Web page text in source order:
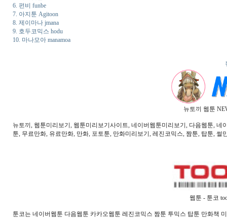
6. 펀비 funbe
7. 아지툰 Agitoon
8. 제이마나 jmana
9. 호두코믹스 hodu
10. 마나모아 manamoa
뉴토끼 웹툰
뉴토끼, 웹툰미리보기, 웹툰미리보기사이트, 네이버웹툰미리보기, 다음웹툰,
툰, 무료만화, 유료만화, 만화, 포토툰, 만화미리보기, 레진코믹스, 짬툰, 탑툰, 썰
웹툰 - 툰코
툰코는 네이버웹툰 다음웹툰 카카오웹툰 레진코믹스 짬툰 투믹스 탑툰 만화책